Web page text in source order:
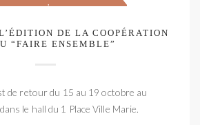
,
DE LA COOPÉRATION
“FAIRE ENSEMBLE”
de retour du 15 au 19 octobre au
le hall du 1 Place Ville Marie.